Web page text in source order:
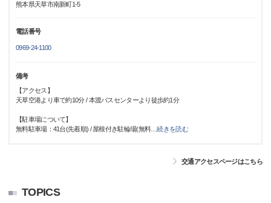
熊本県天草市南新町1-5
電話番号
0969-24-1100
備考
【アクセス】
天草空港より車で約10分 / 本渡バスセンターより徒歩約1分
【駐車場について】
無料駐車場：41台(先着順) / 屋根付き駐輪場(無料…続きを読む
交通アクセスページはこちら
TOPICS